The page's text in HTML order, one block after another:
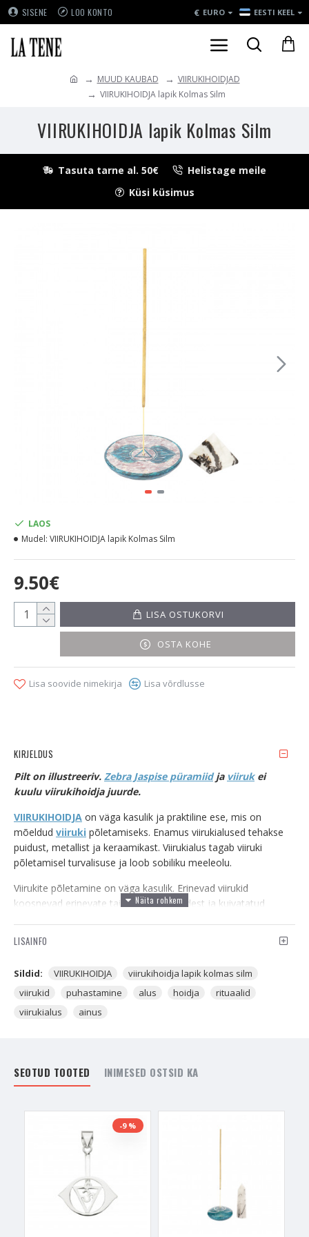
SISENE LOO KONTO € EURO EESTI KEEL
MUUD KAUBAD
VIIRUKIHOIDJAD
VIIRUKIHOIDJA lapik Kolmas Silm
VIIRUKIHOIDJA lapik Kolmas Silm
Tasuta tarne al. 50€
Helistage meile
Küsi küsimus
9.50€
LAOS
Mudel: VIIRUKIHOIDJA lapik Kolmas Silm
LISA OSTUKORVI
OSTA KOHE
Lisa soovide nimekirja Lisa võrdlusse
KIRJELDUS
Pilt on illustreeriv. Zebra Jaspise püramiidja viirukei
kuulu viirukihoidja juurde.
VIIRUKIHOIDJA on väga kasulik ja praktiline ese, mis on
mõeldud viiruki põletamiseks. Enamus viirukialused tehakse
puidust, metallist ja keraamikast. Viirukialus tagab viiruki
põletamisel turvalisuse ja loob sobiliku meeleolu.
Viirukite põletamine on väga kasulik. Erinevad viirukid
koosnevad erinevate taimede essentsidest ja kuivatatud
keskkonda, kus viirukit põletatakse. Viirukite põletamine peab
Kindlasti alati põleta viirukit sellele mõeldud aluse peal.
tuleleegi sisse. Lase viirukil leek üles võtta ja seejärel raputa
täpselt sellele kohale või tuppa, kus sa seda soovid hoida.
Kindlasti ei tohiks olla väikesel lapsel põlevale viirukile
last kõrvetada.
Viirukialuse peale saad lisaks viirukile panna ka
need saaksid viirukisuitsu käes puhastuda ja oma
kogunenud negatiivsest energiast. Kui kristallid on sinu
majapidamises, siis need töötlevad sinu kodu või ka sinu enda
energialaineid, võttes välja negatiivsus ning asendades see
LISAINFO
Sildid: VIIRUKIHOIDJA
viirukihoidja lapik kolmas silm
viirukid
puhastamine alus hoidja
rituaalid
viirukialus
ainus
SEOTUD TOOTED INIMESED OSTSID KA
-9 %